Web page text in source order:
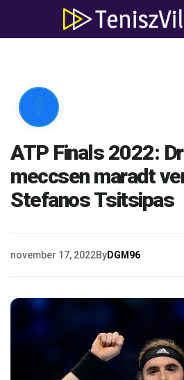

ATP Finals 2022:
meccsen maradt
Stefanos Tsitsipas
november 17, 2022ByDGM96